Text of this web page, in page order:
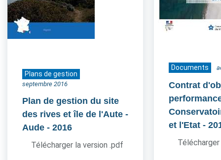
Plans de gestion
septembre 2016
Plan de gestion du site
des rives et île de l'Aute -
Aude - 2016
Télécharger la version .pdf
Documents
Contrat
et l'Etat -